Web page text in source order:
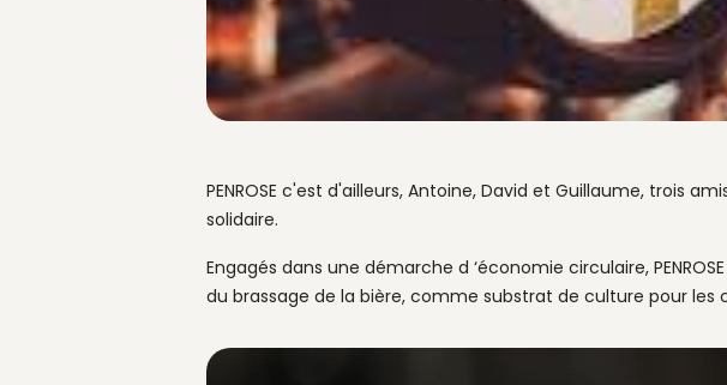
PENROSE c'est d'ailleurs, Antoine, David et Guillaume, trois
solidaire.
Engagés dans une démarche d ‘économie circulaire,
du brassage de la bière, comme substrat de culture pour les